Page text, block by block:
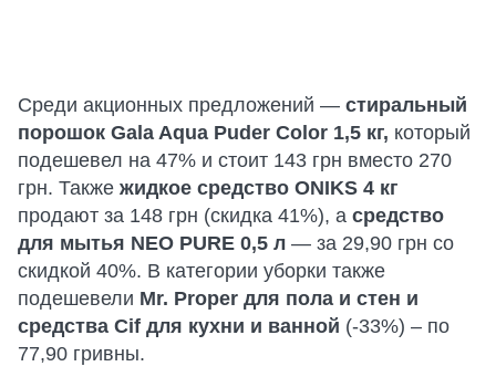
Среди акционных предложений — стиральный
порошок Gala Aqua Puder Color 1,5 кг, который
подешевел на 47% и стоит 143 грн вместо 270
грн. Также жидкое средство ONIKS 4 кг
продают за 148 грн (скидка 41%), а средство
для мытья NEO PURE 0,5 л — за 29,90 грн со
скидкой 40%. В категории уборки также
подешевели Mr. Proper для пола и стен и
средства Cif для кухни и ванной (-33%) – по
77,90 гривны.